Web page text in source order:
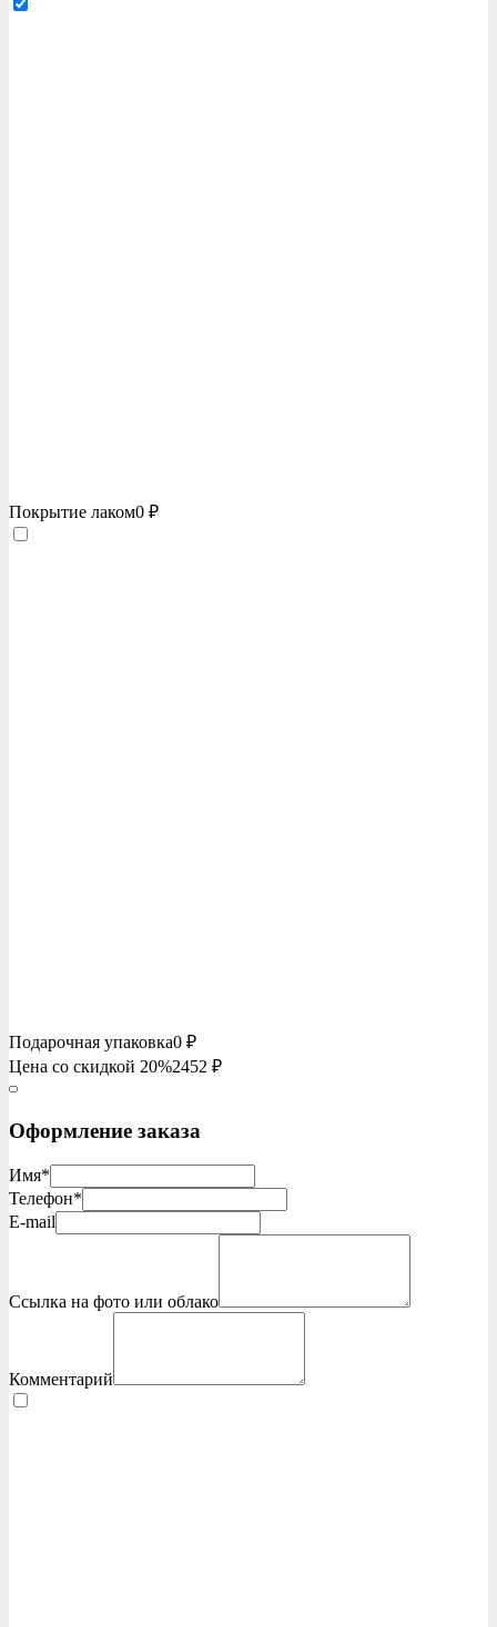
Покрытие лаком0 ₽
Подарочная упаковка0 ₽
Цена со скидкой 20%2452 ₽
Оформление заказа
Имя*
Телефон*
E-mail
Ссылка на фото или облако
Комментарий